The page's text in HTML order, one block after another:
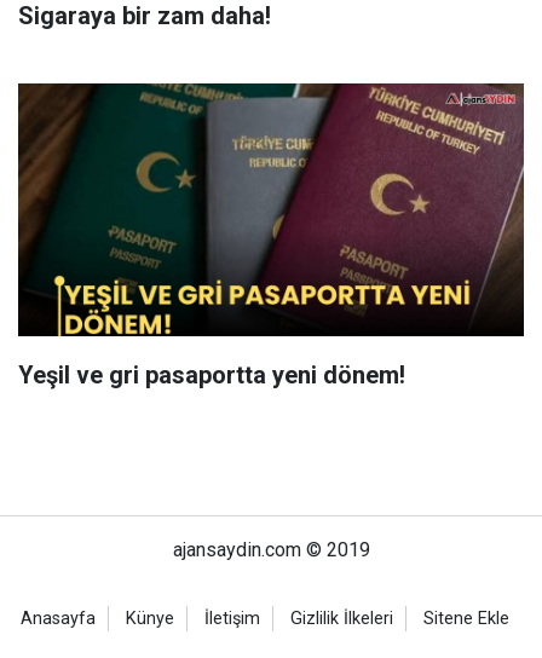
Sigaraya bir zam daha!
Yeşil ve gri pasaportta yeni dönem!
ajansaydin.com © 2019
Anasayfa Künye İletişim Gizlilik İlkeleri Sitene Ekle